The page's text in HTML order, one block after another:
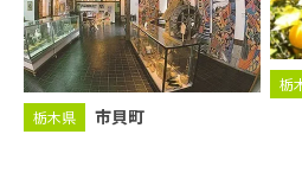
栃木県 市貝町
栃